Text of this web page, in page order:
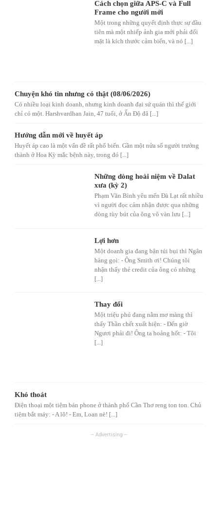
Cách chọn giữa APS-C và Full
Frame cho người mới
Một trong những quyết định thực sự đầu
tiên mà một nhiếp ảnh gia mới phải đối
mặt là kích thước cảm biến, và nó [...]
Chuyện khó tin nhưng có thật (08/06/2026)
Có nhiều loại kinh doanh, nhưng kinh doanh đại sứ quán thì thế giới
chỉ có một. Harshvardhan Jain, 47 tuổi, ở Ấn Độ đã [...]
Hướng dẫn mới về huyết áp
Huyết áp cao là một vấn đề rất phổ biến. Gần một nửa số người trưởng
thành ở Hoa Kỳ mắc bệnh này, trong đó [...]
Những dòng hoài niệm về Dalat
xưa (kỳ 2)
Phạm Văn Bình yêu mến Đà Lạt rất nhiều
vì người đọc cảm nhận được qua những
dòng tùy bút của ông vô vàn lưu [...]
Lợi hơn
Một doanh gia đang bận túi bụi thì Ngân
hàng gọi: - Ông Smith ơi! Chúng tôi
nhận thấy thẻ credit của ông có những
[...]
Thay đổi
Một triệu phú đang nằm mơ màng thì
thấy Thần chết xuất hiện: - Đến giờ
Ngươi phải đi! Ông ta hoảng hốt: - Tôi
[...]
Khó thoát
Điện thoại một tiệm bán phone ở thành phố Cần Thơ reng ton ton. Chủ
tiệm bắt máy: - A lô! - Em, Loan nè! [...]